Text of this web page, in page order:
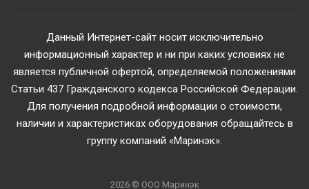
Данный Интернет-сайт носит исключительно
информационный характер и ни при каких условиях не
является публичной офертой, определяемой положениями
Статьи 437 Гражданского кодекса Российской Федерации.
Для получения подробной информации о стоимости,
наличии и характеристиках оборудования обращайтесь в
группу компаний «Маринэк».
2026 © ООО Маринэк